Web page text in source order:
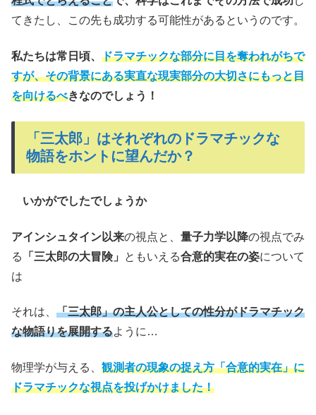
てきたし、この先も成功する可能性があるというのです。
私たちは常日頃、 ドラマチックな部分に目を奪われがちで
すが、その背景にある実直な現実部分の大切さにもっと目
を向けるべきなのでしょう！
「三太郎」はそれぞれのドラマチックな
物語をホントに望んだか？
いかがでしたでしょうか
アインシュタイン以来の視点と、 量子力学以降の視点でみ
る
「三太郎の大冒険」 ともいえる合意的実在の姿について
は
それは、 「三太郎」の主人公としての性分がドラマチック
な物語りを展開するように…
物理学が与える、 観測者の現象の捉え方「合意的実在」に
ドラマチックな視点を投げかけました！